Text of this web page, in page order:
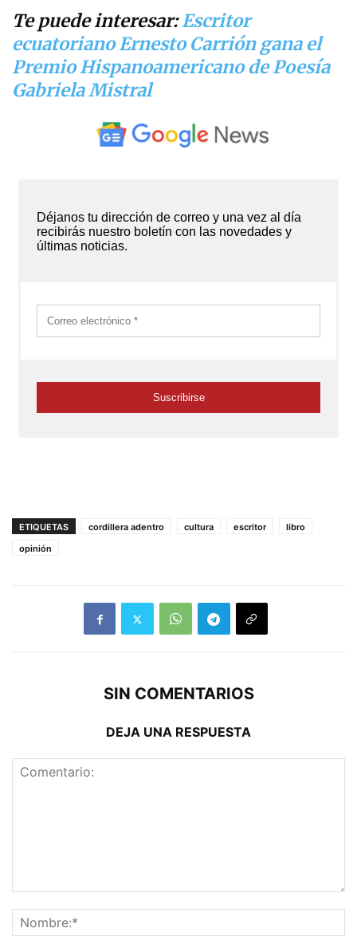
Te puede interesar:Escritor
ecuatoriano Ernesto Carrión gana el
Premio Hispanoamericano de Poesía
Gabriela Mistral
ETIQUETAS cordillera adentro cultura escritor
libro
opinión
SIN COMENTARIOS
DEJA UNA RESPUESTA